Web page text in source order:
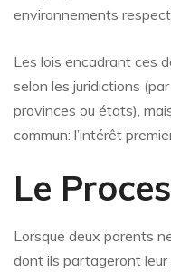
environnements
Les lois encadrant ces
selon les juridictions
provinces ou états),
commun: l’intérêt
Le
Lorsque deux parents
dont ils partageront leur